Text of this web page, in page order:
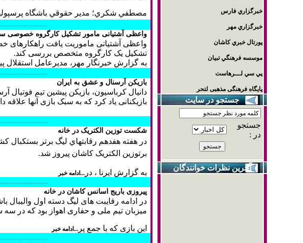
خبرگزاري فارس
خبرگزاري مهر
پورتال خبري كاشان
موسسه فرهنگي تبيان
پي سي لـــرهاست
پایگاه فرهنگی مذهبی لتحر
جستجو در سایت
جستجو
در :
آخرین نظرات خوانندگان
مصطفي شكري؛ مدير حقوقي باشگاه
واعظی آشتیانی مامور تشکیل کارگروه خصوصی
واعظی آشتیانی ماموریت یافت راهکارهای
تشکیل یک کارگروه متخصص بررسی کند.
به گزارش خبرنگار مهر، مدیرعامل
بازیکن آرسنال و عشق به ایران
دانیال کرباسیون، بازیکن پیشین تیم
بازیکنانی یاد کرد که به سبک بازی آنها علاقه
شکست توزین الکتریک در خانه
برتوزين الکتريک کاشان پيروز شد.
به گزارش ايرنا ، در...ادامه خبر
پیروزی باریج اسانس کاشان در خانه
در ادامه رقایبت های لیگ دسته اول
میزبان تیم ملی و حفاری اهواز بود که در
این بازی که با جمع پر...ادامه خبر